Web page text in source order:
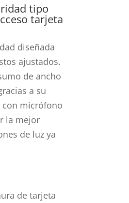
tipo
tarjeta
diseñada
ajustados.
de ancho
a su
con micrófono
la mejor
de luz ya
de tarjeta